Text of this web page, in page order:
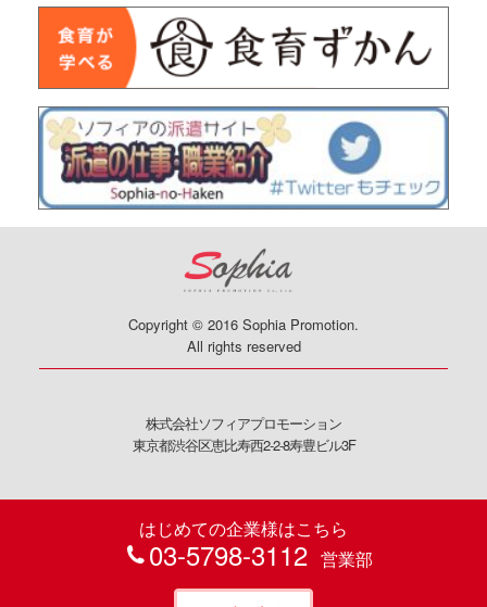
Copyright © 2016 Sophia Promotion.
All rights reserved
株式会社ソフィアプロモーション
東京都渋谷区恵比寿西2-2-8寿豊ビル3F
はじめての企業様はこちら
03-5798-3112 営業部